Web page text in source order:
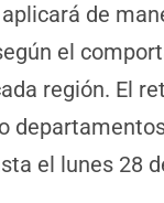
de
el
región. El
el lunes 28